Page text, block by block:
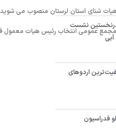
شنای استان لرستان منصوب می
عمومی انتخاب رئیس هیات معمول
درنخستین نشست
اردوهای
فدراسیون